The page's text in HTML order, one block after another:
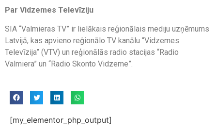
Par Vidzemes Televīziju
SIA “Valmieras TV” ir lielākais reģionālais mediju uzņēmums
Latvijā, kas apvieno reģionālo TV kanālu “Vidzemes
Televīzija” (VTV) un reģionālās radio stacijas “Radio
Valmiera” un “Radio Skonto Vidzeme”.
[my_elementor_php_output]